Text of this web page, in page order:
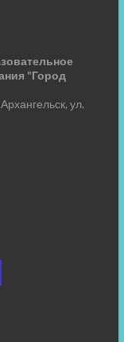
"Город
ул.